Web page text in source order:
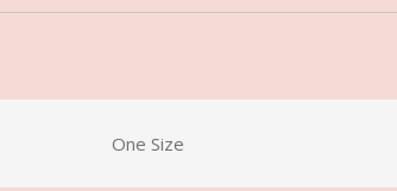
One Size